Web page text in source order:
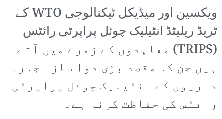
ویکسین اور میڈیکل ٹیکنالوجی WTO کے
ٹریڈ ریلیٹڈ انٹیلیک چوئل پراپرٹی رائٹس
(TRIPS) معاہدوں کے زمرے میں آتے
ہیں جن کا مقصد بڑی دوا ساز اجارہ
داریوں کے انٹیلیک چوئل پراپرٹی
رائٹس کی حفاظت کرنا ہے۔